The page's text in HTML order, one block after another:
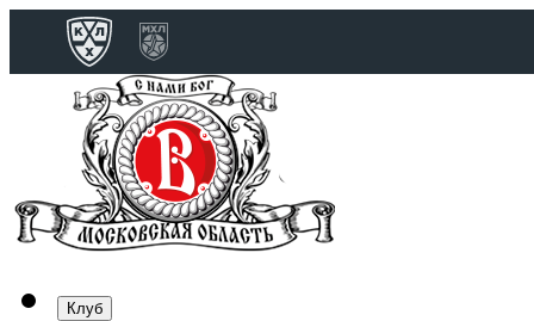
Клуб